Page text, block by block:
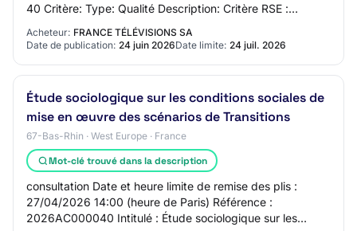
40 Critère: Type: Qualité Description: Critère RSE :
Performance environnementale des…
Acheteur: FRANCE TÉLÉVISIONS SA
Date de publication: 24 juin 2026Date limite: 24 juil. 2026
Étude sociologique sur les conditions sociales de
mise en œuvre des scénarios de Transitions
67-Bas-Rhin · West Europe · France
Mot-clé trouvé dans la description
consultation Date et heure limite de remise des plis :
27/04/2026 14:00 (heure de Paris) Référence :
2026AC000040 Intitulé : Étude sociologique sur les